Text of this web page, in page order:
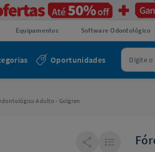
Equipamentos Software Odontológico
Oportunidades
Adulto - Golgran